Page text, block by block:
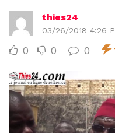
thies24
03/26/2018 4:26
0 0 0